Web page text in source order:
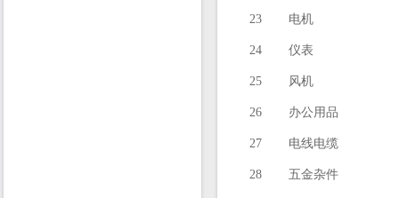
23 电机
24 仪表
25 风机
26 办公用品
27 电线电缆
28 五金杂件